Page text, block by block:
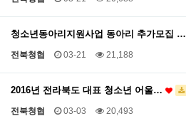
청소년동아리지원사업 동아리 추가모집 …
전북청협 03-21 21,188
2016년 전라북도 대표 청소년 어울…
전북청협 03-03 20,493